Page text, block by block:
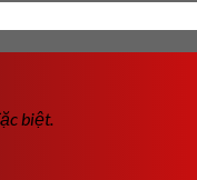
biệt.